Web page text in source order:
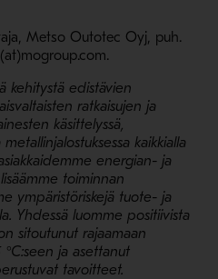
Metso Outotec Oyj, puh.
kehitystä edistävien
ratkaisujen ja
käsittelyssä,
kaikkialla
energian- ja
toiminnan
ympäristöriskejä tuote- ja
Yhdessä luomme positiivista
sitoutunut rajaamaan
ja asettanut
tavoitteet.